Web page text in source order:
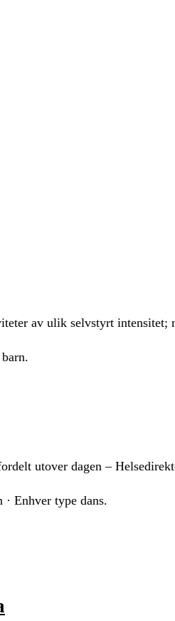
av ulik selvstyrt
utover dagen –
Enhver type dans.